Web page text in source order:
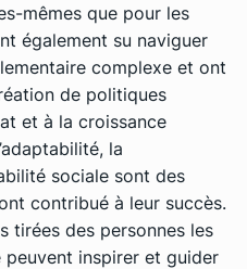
mêmes que pour les
également su naviguer
complexe et ont
de politiques
et à la croissance
la
sociale sont des
contribué à leur succès.
tirées des personnes les
peuvent inspirer et guider